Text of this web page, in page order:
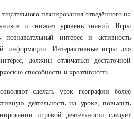
планирования отведённого на
и снижает уровень знаний. Игры
познавательный интерес и активность
информации. Интерактивные игры для
должны отличаться достаточной
способности и креативность.
сделать урок географии более
деятельность на уроке, повысить
игровой деятельности следует